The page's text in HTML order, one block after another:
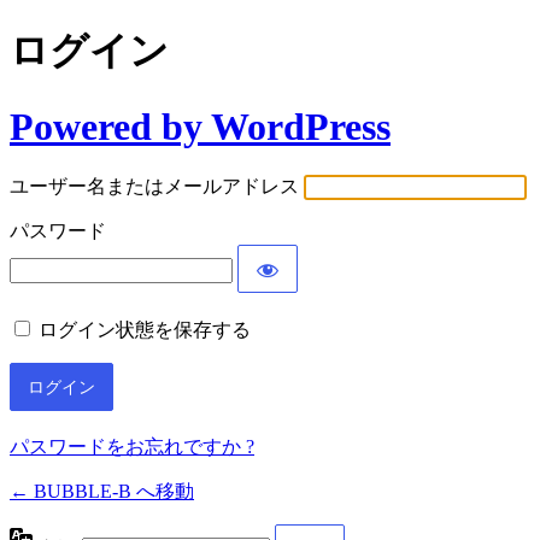
ログイン
Powered by WordPress
ユーザー名またはメールアドレス
パスワード
ログイン状態を保存する
パスワードをお忘れですか ?
← BUBBLE-B へ移動